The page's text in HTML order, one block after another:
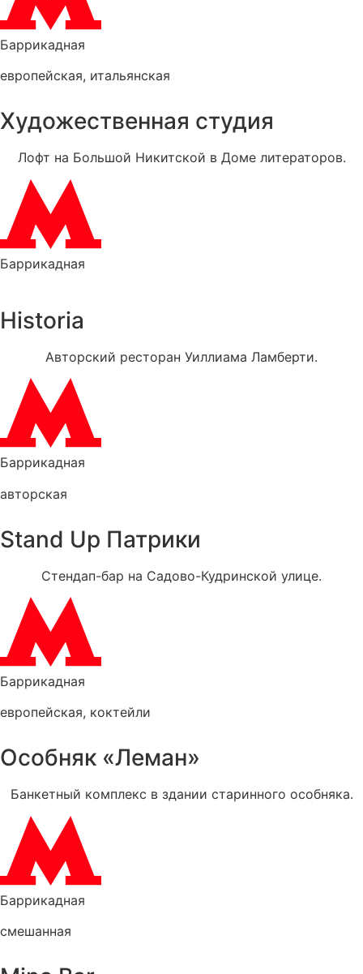
Баррикадная
европейская, итальянская
Художественная студия
Лофт на Большой Никитской в Доме литераторов.
Баррикадная
Historia
Авторский ресторан Уиллиама Ламберти.
Баррикадная
авторская
Stand Up Патрики
Стендап-бар на Садово-Кудринской улице.
Баррикадная
европейская, коктейли
Особняк «Леман»
Банкетный комплекс в здании старинного особняка.
Баррикадная
смешанная